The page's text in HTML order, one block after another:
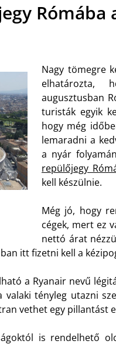
Rómába
Nagy tömegre
elhatározta,
augusztusban
turisták egyik
hogy még
lemaradni a
a nyár
repülőjegy
kell készülnie.
Még jó, hogy
cégek, mert ez
nettó árat
itt fizetni kell a
a Ryanair nevű
tényleg utazni
vethet egy pillantást
is rendelhető